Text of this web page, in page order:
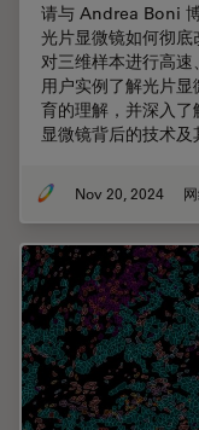
请与 Andrea Boni
光片显微镜如何彻
对三维样本进行高
用户实例了解光片
育的理解，并深入
显微镜背后的技术及
Nov 20, 2024